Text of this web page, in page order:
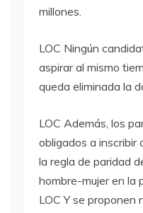
millones.
LOC Ningún
aspirar al mismo
queda eliminada la
LOC Además, los
obligados a inscribir
la regla de paridad
hombre-mujer en la
LOC Y se proponen